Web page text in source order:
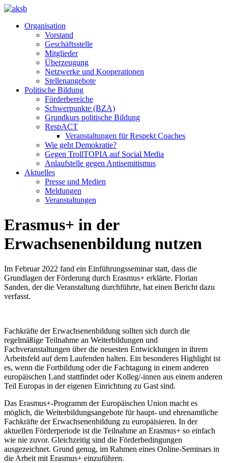
Organisation
Vorstand
Geschäftsstelle
Mitglieder
Überzeugung
Netzwerke und Kooperationen
Stellenangebote
Politische Bildung
Förderbereiche
Schwerpunkte (BZA)
Grundkurs politische Bildung
RespACT
Veranstaltungen für Respekt Coaches
Wie geht Demokratie?
Gegen TrollTOPIA auf Social Media
Anlaufstelle gegen Antisemitismus
Aktuelles
Presse und Medien
Meldungen
Veranstaltungen
Erasmus+ in der
Erwachsenenbildung nutzen
Im Februar 2022 fand ein Einführungsseminar statt, dass die
Grundlagen der Förderung durch Erasmus+ erklärte. Florian
Sanden, der die Veranstaltung durchführte, hat einen Bericht dazu
verfasst.
Fachkräfte der Erwachsenenbildung sollten sich durch die
regelmäßige Teilnahme an Weiterbildungen und
Fachveranstaltungen über die neuesten Entwicklungen in ihrem
Arbeitsfeld auf dem Laufenden halten. Ein besonderes Highlight ist
es, wenn die Fortbildung oder die Fachtagung in einem anderen
europäischen Land stattfindet oder Kolleg/-innen aus einem anderen
Teil Europas in der eigenen Einrichtung zu Gast sind.
Das Erasmus+-Programm der Europäischen Union macht es
möglich, die Weiterbildungsangebote für haupt- und ehrenamtliche
Fachkräfte der Erwachsenenbildung zu europäisieren. In der
aktuellen Förderperiode ist die Teilnahme an Erasmus+ so einfach
wie nie zuvor. Gleichzeitig sind die Förderbedingungen
ausgezeichnet. Grund genug, im Rahmen eines Online-Seminars in
die Arbeit mit Erasmus+ einzuführen.